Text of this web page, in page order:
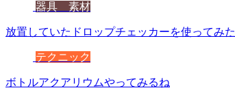
器具 素材
放置していたドロップチェッカーを使ってみた
テクニック
ボトルアクアリウムやってみるね